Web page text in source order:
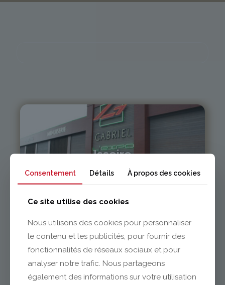
Issoire
Clermont-Ferrand
Consentement Détails À propos des cookies
Ce site utilise des cookies
Nous utilisons des cookies pour personnaliser
le contenu et les publicités, pour fournir des
fonctionnalités de réseaux sociaux et pour
analyser notre trafic. Nous partageons
également des informations sur votre utilisation